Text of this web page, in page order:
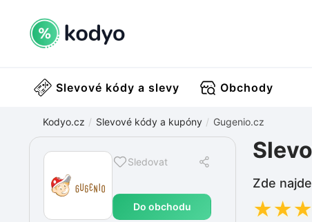
Slevové kódy a slevy Obchody
Kodyo.cz Slevové kódy a kupóny Gugenio.cz
Sledovat
Do obchodu
Zde
★★★